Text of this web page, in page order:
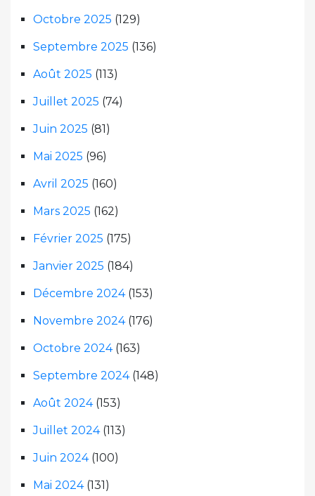
Octobre 2025 (129)
Septembre 2025 (136)
Août 2025 (113)
Juillet 2025 (74)
Juin 2025 (81)
Mai 2025 (96)
Avril 2025 (160)
Mars 2025 (162)
Février 2025 (175)
Janvier 2025 (184)
Décembre 2024(153)
Novembre 2024(176)
Octobre 2024(163)
Septembre 2024(148)
Août 2024(153)
Juillet 2024(113)
Juin 2024(100)
Mai 2024(131)